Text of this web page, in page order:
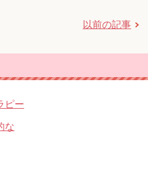
以前の記事
ピー
な